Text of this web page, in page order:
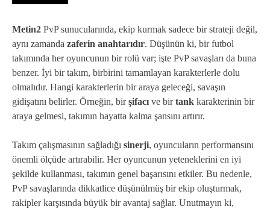
Metin2 PvP sunucularında, ekip kurmak sadece bir strateji değil,
aynı zamanda zaferin anahtarıdır. Düşünün ki, bir futbol
takımında her oyuncunun bir rolü var; işte PvP savaşları da buna
benzer. İyi bir takım, birbirini tamamlayan karakterlerle dolu
olmalıdır. Hangi karakterlerin bir araya geleceği, savaşın
gidişatını belirler. Örneğin, birşifacı ve birtank karakterinin bir
araya gelmesi, takımın hayatta kalma şansını artırır.
Takım çalışmasının sağladığı sinerji, oyuncuların performansını
önemli ölçüde artırabilir. Her oyuncunun yeteneklerini en iyi
şekilde kullanması, takımın genel başarısını etkiler. Bu nedenle,
PvP savaşlarında dikkatlice düşünülmüş bir ekip oluşturmak,
rakipler karşısında büyük bir avantaj sağlar. Unutmayın ki,